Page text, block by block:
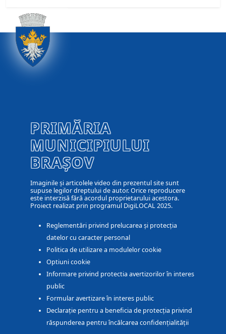
PRIMĂRIA
MUNICIPIULUI
BRAȘOV
Imaginile și articolele video din prezentul site sunt
supuse legilor dreptului de autor. Orice reproducere
este interzisă fără acordul proprietarului acestora.
Proiect realizat prin programul DigiLOCAL 2025.
Reglementări privind prelucarea și protecția
datelor cu caracter personal
Politica de utilizare a modulelor cookie
Optiuni cookie
Informare privind protectia avertizorilor în interes
public
Formular avertizare în interes public
Declarație pentru a beneficia de protecția privind
răspunderea pentru încălcarea confidențialității